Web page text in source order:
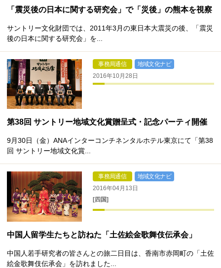
「震災後の日本に関する研究会」で「災後」の熊本を視察
サントリー文化財団では、2011年3月の東日本大震災の後、「震災
後の日本に関する研究会」を...
事務局通信
地域文化ナビ
2016年10月28日
第38回 サントリー地域文化賞贈呈式・記念パーティ開催
9月30日（金）ANAインターコンチネンタルホテル東京にて「第38
回 サントリー地域文化賞...
事務局通信
地域文化ナビ
2016年04月13日
[四国]
中国人留学生たちと訪ねた「土佐絵金歌舞伎伝承会」
中国人若手研究者の皆さんとの旅二日目は、香南市赤岡町の「土佐
絵金歌舞伎伝承会」を訪れました...